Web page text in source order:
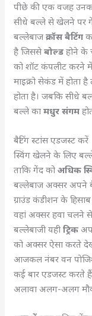
पीछे की एक वजह
सीधे बल्ले से खेलने पर
बल्लेबाजक्रॉस बैटिंग
है जिससेबोल्डहोने के
को शॉट कंपलीट करने में
माइक्रो सेकंड में होता
होता है। जबकि सीधे
बल्ले कामधुर संगम
बैटिंग स्टांस एडजस्ट करें
स्विंग खेलने के लिए
ताकि गेंद कोअधिक
बल्लेबाज अक्सर अपने
ग्राउंड कंडीशन के
वहां अक्सर हवा चलने
बल्लेबाजी यहीट्रिक
को अक्सर ऐसा करते
आजकल नंबर वन
कई बार एडजस्ट करते
अलावा अलग-अलग